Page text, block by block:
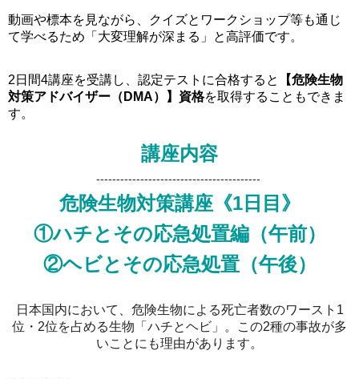
動画や標本を見ながら、クイズとワークショップ等も通じ
て学べるため「大変理解が深まる」と高評価です。
2日間4講座を受講し、認定テストに合格すると
【危険生物
対策アドバイザー（DMA）】資格を取得することもできま
す。
講座内容
-----------------------------------------
危険生物対策講座《1日目》
①ハチとその応急処置編（午前）
②ヘビとその応急処置（午後）
日本国内において、危険生物による死亡者数のワースト1
位・2位を占める生物「ハチとヘビ」。この2種の事故が多
いことにも理由があります。